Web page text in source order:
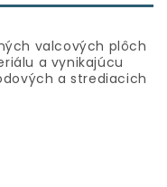
valcových plôch
a vynikajúcu
a strediacich